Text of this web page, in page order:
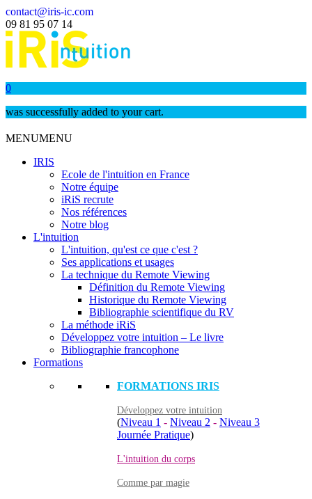
contact@iris-ic.com
09 81 95 07 14
0
was successfully added to your cart.
MENUMENU
IRIS
Ecole de l'intuition en France
Notre équipe
iRiS recrute
Nos références
Notre blog
L'intuition
L'intuition, qu'est ce que c'est ?
Ses applications et usages
La technique du Remote Viewing
Définition du Remote Viewing
Historique du Remote Viewing
Bibliographie scientifique du RV
La méthode iRiS
Développez votre intuition – Le livre
Bibliographie francophone
Formations
FORMATIONS IRIS
Développez votre intuition
(Niveau 1 - Niveau 2 - Niveau 3
Journée Pratique)
L'intuition du corps
Comme par magie